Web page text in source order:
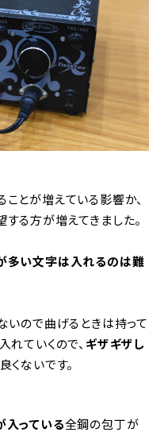
とが増えている影響か、
る方が増えてきました。
多い文字は入れるのは難
いので曲げるときは持って
ていくので、 ギザギザし
くないです。
っている全鋼の包丁が